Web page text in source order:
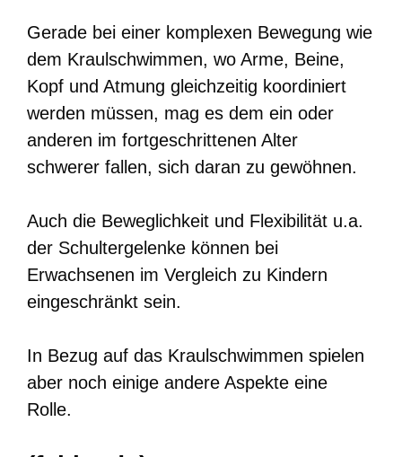
Gerade bei einer komplexen Bewegung wie
dem Kraulschwimmen, wo Arme, Beine,
Kopf und Atmung gleichzeitig koordiniert
werden müssen, mag es dem ein oder
anderen im fortgeschrittenen Alter
schwerer fallen, sich daran zu gewöhnen.
Auch die Beweglichkeit und Flexibilität u.a.
der Schultergelenke können bei
Erwachsenen im Vergleich zu Kindern
eingeschränkt sein.
In Bezug auf das Kraulschwimmen spielen
aber noch einige andere Aspekte eine
Rolle.